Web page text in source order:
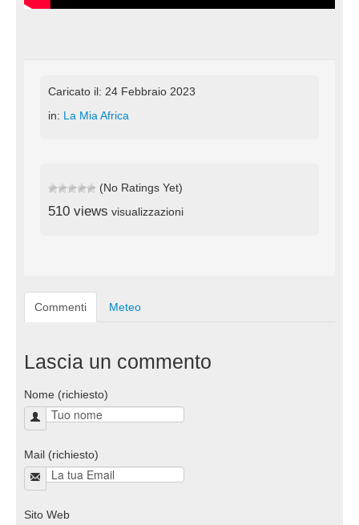
Caricato il: 24 Febbraio 2023
in: La Mia Africa
(No Ratings Yet)
510 views visualizzazioni
Commenti Meteo
Lascia un commento
Nome (richiesto)
Mail (richiesto)
Sito Web